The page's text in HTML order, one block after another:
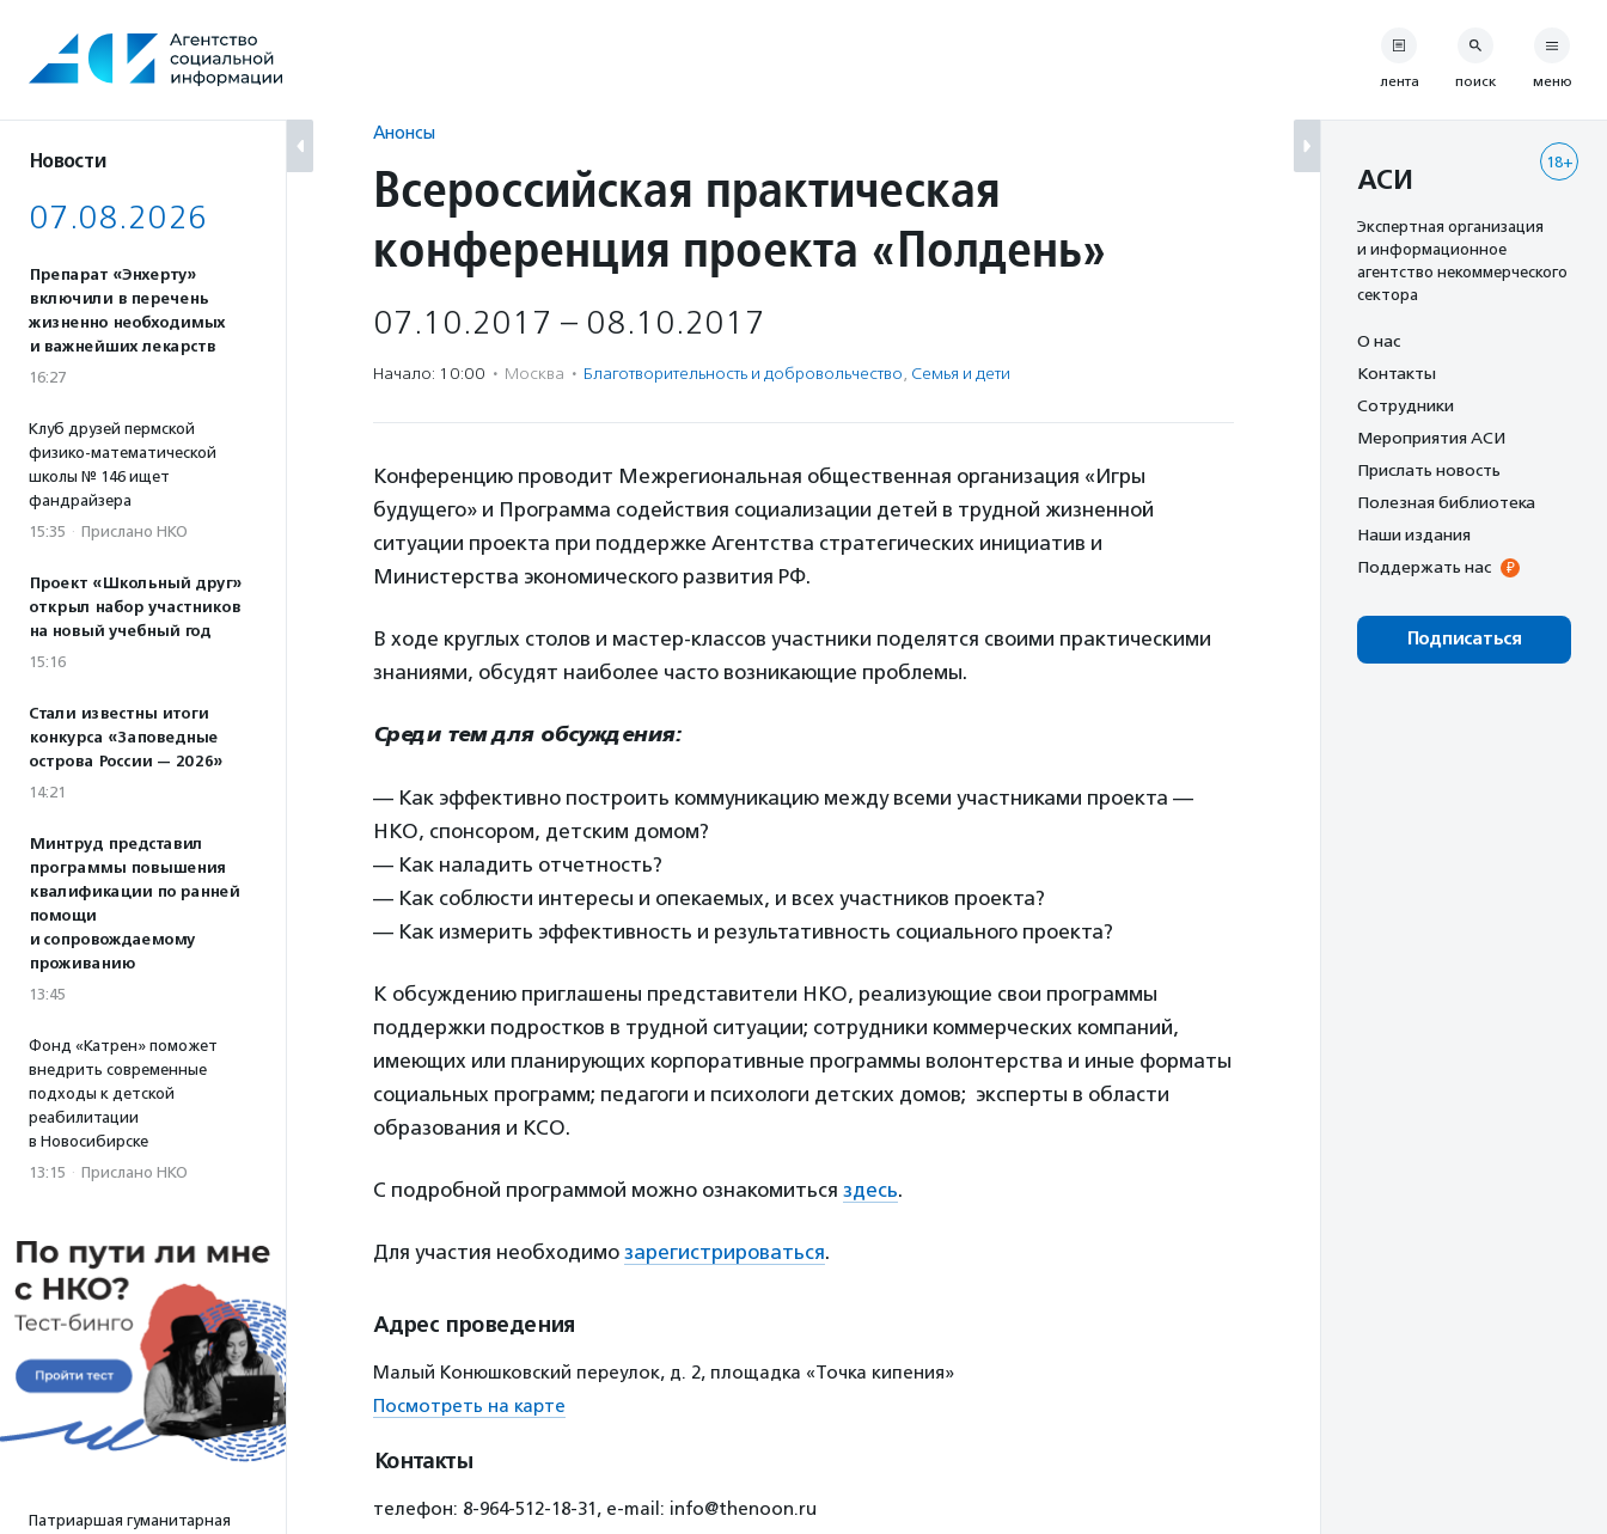
содержанию
Новости
07.08.2026
Препарат «Энхерту»
включили в перечень
жизненно необходимых
и важнейших лекарств
16:27
Клуб друзей пермской
физико-математической
школы № 146 ищет
фандрайзера
15:35 · Прислано НКО
Проект «Школьный друг»
открыл набор участников
на новый учебный год
15:16
Стали известны итоги
конкурса «Заповедные
острова России — 2026»
14:21
Минтруд представил
программы повышения
квалификации по ранней
помощи
и сопровождаемому
проживанию
13:45
Фонд «Катрен» поможет
внедрить современные
подходы к детской
реабилитации
в Новосибирске
13:15 · Прислано НКО
Патриаршая гуманитарная
Анонсы
Всероссийская практическая
конференция проекта «Полдень»
07.10.2017 – 08.10.2017
Начало: 10:00 · Москва · Благотвори­тель­ность и доброволь­чест­во, Семья и дети
Конференцию проводит Межрегиональная общественная организация «Игры
будущего» и Программа содействия социализации детей в трудной жизненной
ситуации проекта при поддержке Агентства стратегических инициатив и
Министерства экономического развития РФ.
В ходе круглых столов и мастер-классов участники поделятся своими практическими
знаниями, обсудят наиболее часто возникающие проблемы.
Среди тем для обсуждения:
— Как эффективно построить коммуникацию между всеми участниками проекта —
НКО, спонсором, детским домом?
— Как наладить отчетность?
— Как соблюсти интересы и опекаемых, и всех участников проекта?
— Как измерить эффективность и результативность социального проекта?
К обсуждению приглашены представители НКО, реализующие свои программы
поддержки подростков в трудной ситуации; сотрудники коммерческих компаний,
имеющих или планирующих корпоративные программы волонтерства и иные форматы
социальных программ; педагоги и психологи детских домов; эксперты в области
образования и КСО.
С подробной программой можно ознакомиться здесь.
Для участия необходимо зарегистрироваться.
Адрес проведения
Малый Конюшковский переулок, д. 2, площадка «Точка кипения»
Посмотреть на карте
Контакты
телефон: 8-964-512-18-31, e-mail: info@thenoon.ru
лента поиск меню
18+
АСИ
Экспертная организация
и информационное
агентство некоммерческого
сектора
О нас
Контакты
Сотрудники
Мероприятия АСИ
Прислать новость
Полезная библиотека
Наши издания
Поддержать нас
Подписаться